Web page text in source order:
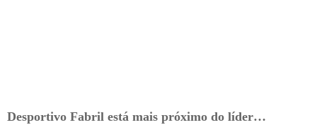
Desportivo Fabril está mais próximo do líder…